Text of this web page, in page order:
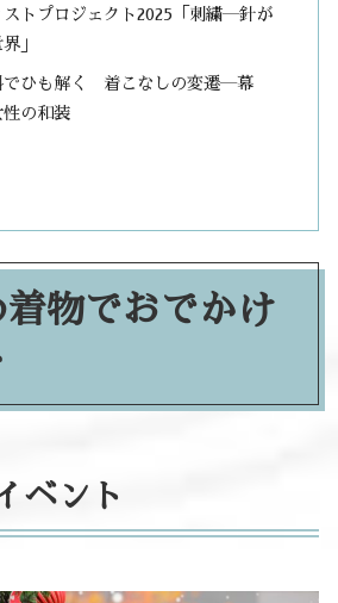
ストプロジェクト2025「刺繍―針が
」
でひも解く 着こなしの変遷―幕
性の和装
物でおでかけ
ベント